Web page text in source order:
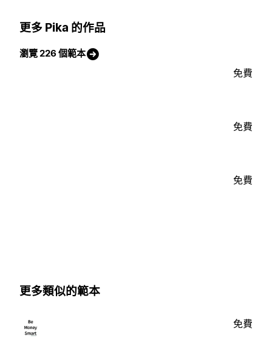
更多 Pika 的作品
瀏覽 226 個範本
免費
免費
免費
更多類似的範本
免費